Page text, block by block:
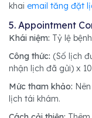
khai email tăng đặt
5. Appointment
Khái niệm: Tỷ lệ
Công thức: (Số lịch
nhận lịch đã gửi) x
Mức tham khảo:
lịch tái khám.